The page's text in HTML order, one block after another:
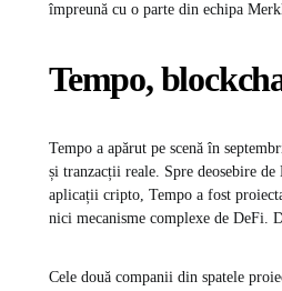
împreună cu o parte din echipa
Tempo,
Tempo a apărut pe scenă în
și tranzacții reale. Spre deosebire
aplicații cripto, Tempo a fost
nici mecanisme complexe de DeFi.
Cele două companii din spatele